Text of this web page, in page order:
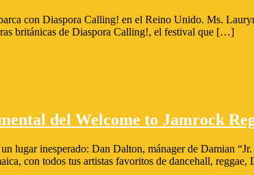
con Diaspora Calling! en el Reino Unido. Ms.
británicas de Diaspora Calling!, el festival que […]
del Welcome to Jamrock
lugar inesperado: Dan Dalton, mánager de Damian
con todos tus artistas favoritos de dancehall,